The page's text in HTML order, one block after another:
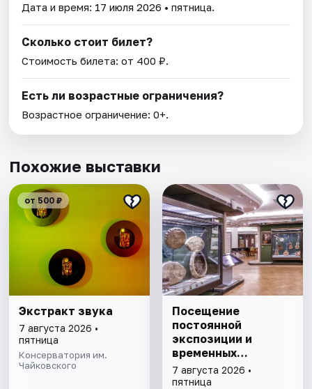
Дата и время: 17 июля 2026 • пятница.
Сколько стоит билет?
Стоимость билета: от 400 ₽.
Есть ли возрастные ограничения?
Возрастное ограничение: 0+.
Похожие выставки
от 500 ₽
Экстракт звука
7 августа 2026 •
пятница
Консерватория им.
Чайковского
Посещение
постоянной
экспозиции и
временных
выставок Музея
музыки
7 августа 2026 •
пятница